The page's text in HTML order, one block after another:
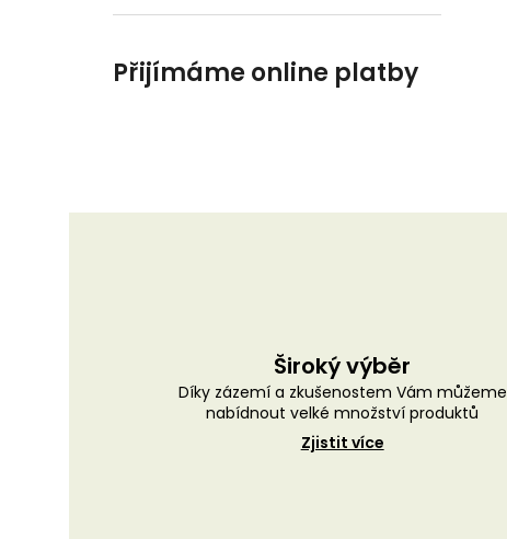
Přijímáme online platby
Široký výběr
Díky zázemí a zkušenostem Vám můžeme
nabídnout velké množství produktů
Zjistit více